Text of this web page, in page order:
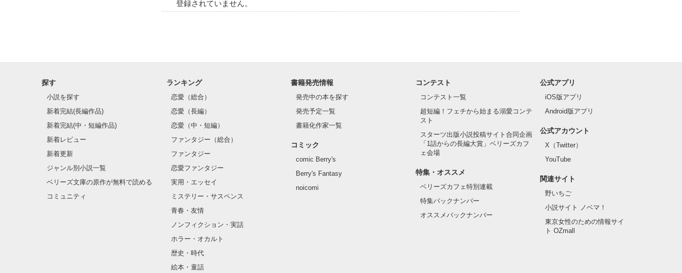
登録されていません。
探す
小説を探す
新着完結(長編作品)
新着完結(中・短編作品)
新着レビュー
新着更新
ジャンル別小説一覧
ベリーズ文庫の原作が無料で読める
コミュニティ
ランキング
恋愛（総合）
恋愛（長編）
恋愛（中・短編）
ファンタジー（総合）
ファンタジー
恋愛ファンタジー
実用・エッセイ
ミステリー・サスペンス
青春・友情
ノンフィクション・実話
ホラー・オカルト
歴史・時代
絵本・童話
書籍発売情報
発売中の本を探す
発売予定一覧
書籍化作家一覧
コミック
comic Berry's
Berry's Fantasy
noicomi
コンテスト
コンテスト一覧
超短編！フェチから始まる溺愛コンテ
スト
スターツ出版小説投稿サイト合同企画
「1話からの長編大賞」ベリーズカフ
ェ会場
特集・オススメ
ベリーズカフェ特別連載
特集バックナンバー
オススメバックナンバー
公式アプリ
iOS版アプリ
Android版アプリ
公式アカウント
X（Twitter）
YouTube
関連サイト
野いちご
小説サイト ノベマ！
東京女性のための情報サイ
ト OZmall